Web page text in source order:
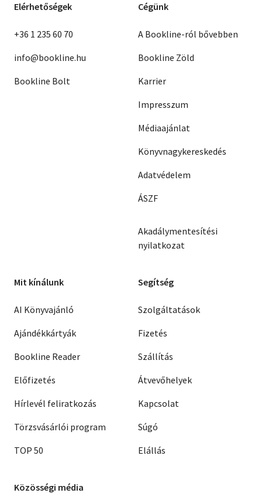
Elérhetőségek
+36 1 235 60 70
info@bookline.hu
Bookline Bolt
Cégünk
A Bookline-ról bővebben
Bookline Zöld
Karrier
Impresszum
Médiaajánlat
Könyvnagykereskedés
Adatvédelem
ÁSZF
Akadálymentesítési
nyilatkozat
Mit kínálunk
AI Könyvajánló
Ajándékkártyák
Bookline Reader
Előfizetés
Hírlevél feliratkozás
Törzsvásárlói program
TOP 50
Segítség
Szolgáltatások
Fizetés
Szállítás
Átvevőhelyek
Kapcsolat
Súgó
Elállás
Közösségi média